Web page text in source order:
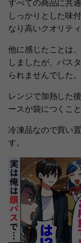
すべての商品に共
しっかりとした味
なり高いクオリテ
他に感じたことは
しましたが、パス
られませんでした。
レンジで加熱した
ースが袋につくこ
冷凍品なので買い
す。